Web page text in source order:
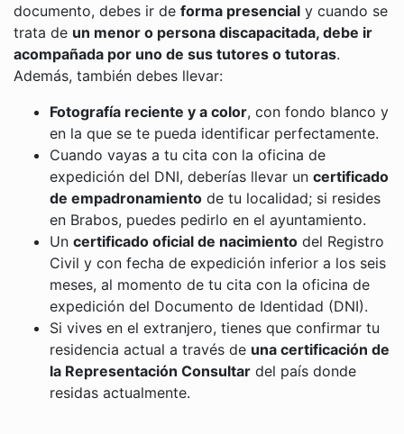
documento, debes ir de forma presencial y cuando se
trata de un menor o persona discapacitada, debe ir
acompañada por uno de sus tutores o tutoras.
Además, también debes llevar:
Fotografía reciente y a color, con fondo blanco y
en la que se te pueda identificar perfectamente.
Cuando vayas a tu cita con la oficina de
expedición del DNI, deberías llevar un certificado
de empadronamiento de tu localidad; si resides
en Brabos, puedes pedirlo en el ayuntamiento.
Un certificado oficial de nacimiento del Registro
Civil y con fecha de expedición inferior a los seis
meses, al momento de tu cita con la oficina de
expedición del Documento de Identidad (DNI).
Si vives en el extranjero, tienes que confirmar tu
residencia actual a través de una certificación de
la Representación Consultar del país donde
residas actualmente.